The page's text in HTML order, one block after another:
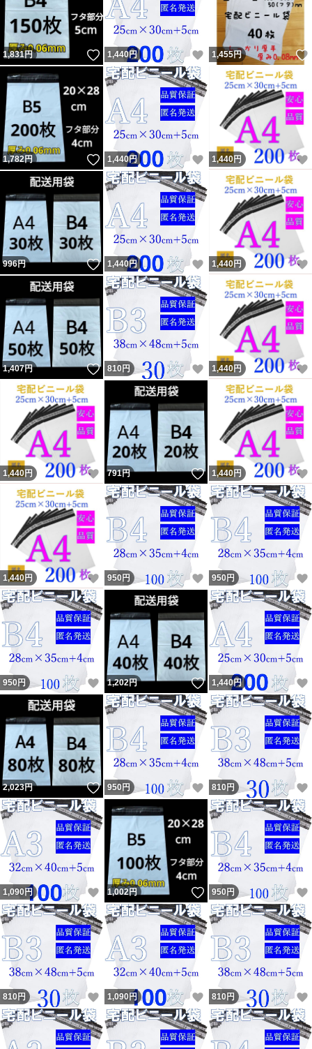
1,831円 いいね！
1,440円 いいね！
1,455円
1,782円 いいね！
1,440円 いいね！
1,440円
996円 いいね！
1,440円 いいね！
1,440円
1,407円 いいね！
810円 いいね！
1,440円
1,440円 いいね！
791円 いいね！
1,440円
1,440円 いいね！
950円 いいね！
950円
950円 いいね！
1,202円 いいね！
1,440円
2,023円 いいね！
950円 いいね！
810円
1,090円 いいね！
1,002円 いいね！
950円
810円 いいね！
1,090円 いいね！
810円